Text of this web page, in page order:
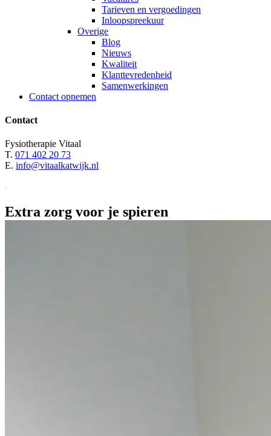
Tarieven en vergoedingen
Inloopspreekuur
Overige
Blog
Nieuws
Kwaliteit
Klanttevredenheid
Samenwerkingen
Contact opnemen
Contact
Fysiotherapie Vitaal
T. 071 402 20 73
E. info@vitaalkatwijk.nl
Extra zorg voor je spieren